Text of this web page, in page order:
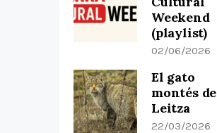
Weekend
(playlist)
02/06/2026
El gato
montés de
Leitza
22/03/2026